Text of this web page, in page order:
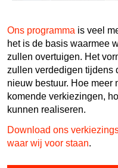
Ons programma is veel
het is de basis waarmee
zullen overtuigen. Het
zullen verdedigen tijdens
nieuw bestuur. Hoe meer
komende verkiezingen,
kunnen realiseren.
Download ons
waar wij voor staan.